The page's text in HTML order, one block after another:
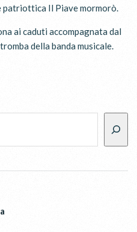
patriottica Il Piave mormorò.
ai caduti accompagnata dal
della banda musicale.